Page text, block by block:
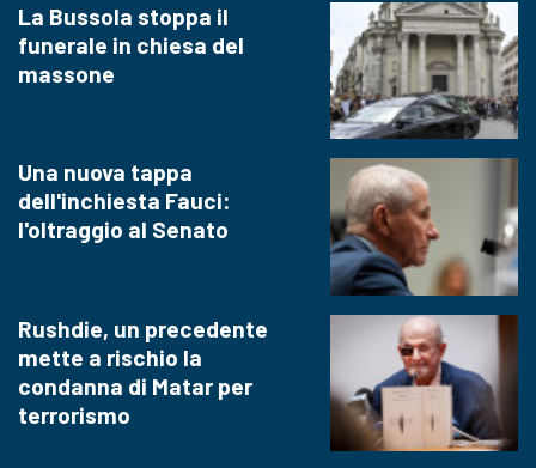
La Bussola stoppa il
funerale in chiesa del
massone
Una nuova tappa
dell'inchiesta Fauci:
l'oltraggio al Senato
Rushdie, un precedente
mette a rischio la
condanna di Matar per
terrorismo